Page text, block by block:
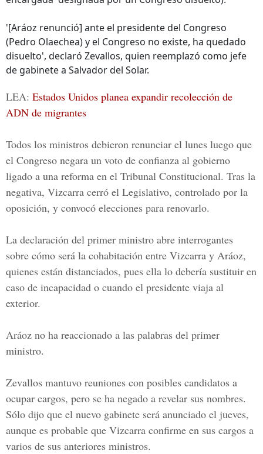
'[Aráoz renunció] ante el presidente del Congreso
(Pedro Olaechea) y el Congreso no existe, ha quedado
disuelto', declaró Zevallos, quien reemplazó como jefe
de gabinete a Salvador del Solar.
LEA: Estados Unidos planea expandir recolección de
ADN de migrantes
Todos los ministros debieron renunciar el lunes luego que
el Congreso negara un voto de confianza al gobierno
ligado a una reforma en el Tribunal Constitucional. Tras la
negativa, Vizcarra cerró el Legislativo, controlado por la
oposición, y convocó elecciones para renovarlo.
La declaración del primer ministro abre interrogantes
sobre cómo será la cohabitación entre Vizcarra y Aráoz,
quienes están distanciados, pues ella lo debería sustituir en
caso de incapacidad o cuando el presidente viaja al
exterior.
Aráoz no ha reaccionado a las palabras del primer
ministro.
Zevallos mantuvo reuniones con posibles candidatos a
ocupar cargos, pero se ha negado a revelar sus nombres.
Sólo dijo que el nuevo gabinete será anunciado el jueves,
aunque es probable que Vizcarra confirme en sus cargos a
varios de sus anteriores ministros.